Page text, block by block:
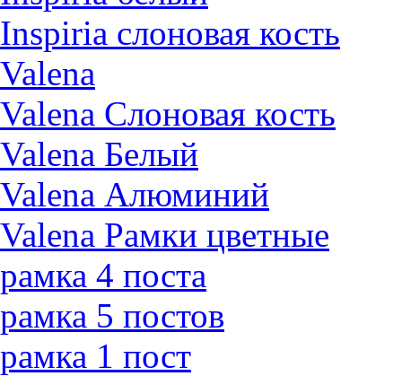
Inspiria слоновая кость
Valena
Valena Слоновая кость
Valena Белый
Valena Алюминий
Valena Рамки цветные
рамка 4 поста
рамка 5 постов
рамка 1 пост